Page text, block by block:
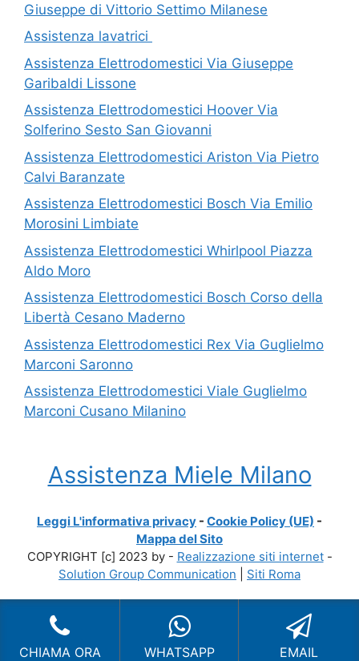
Giuseppe di Vittorio Settimo Milanese
Assistenza lavatrici
Assistenza Elettrodomestici Via Giuseppe
Garibaldi Lissone
Assistenza Elettrodomestici Hoover Via
Solferino Sesto San Giovanni
Assistenza Elettrodomestici Ariston Via Pietro
Calvi Baranzate
Assistenza Elettrodomestici Bosch Via Emilio
Morosini Limbiate
Assistenza Elettrodomestici Whirlpool Piazza
Aldo Moro
Assistenza Elettrodomestici Bosch Corso della
Libertà Cesano Maderno
Assistenza Elettrodomestici Rex Via Guglielmo
Marconi Saronno
Assistenza Elettrodomestici Viale Guglielmo
Marconi Cusano Milanino
Assistenza Miele Milano
Leggi L'informativa privacy - Cookie Policy (UE) -
Mappa del Sito
COPYRIGHT [c] 2023 by - Realizzazione siti internet-
Solution Group Communication
Siti Roma
CHIAMA ORA WHATSAPP EMAIL